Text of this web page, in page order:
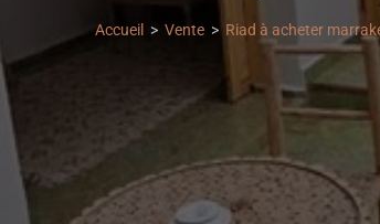
Accueil Vente Riad à acheter